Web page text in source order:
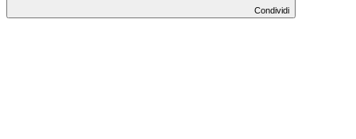
Condividi